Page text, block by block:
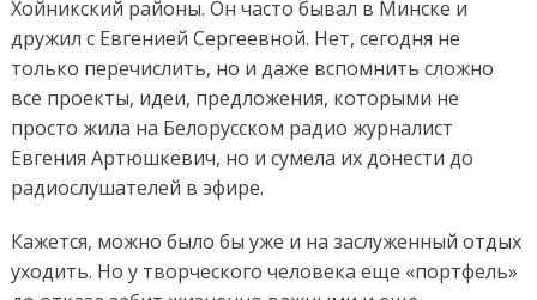
Хойникский районы. Он часто бывал в Минске и
дружил с Евгенией Сергеевной. Нет, сегодня не
только перечислить, но и даже вспомнить сложно
все проекты, идеи, предложения, которыми не
просто жила на Белорусском радио журналист
Евгения Артюшкевич, но и сумела их донести до
радиослушателей в эфире.
Кажется, можно было бы уже и на заслуженный отдых
уходить. Но у творческого человека еще «портфель»